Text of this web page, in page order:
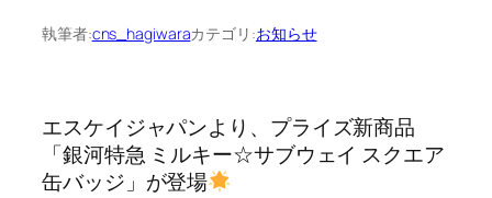
執筆者:cns_hagiwaraカテゴリ:お知らせ
エスケイジャパンより、プライズ新商品
「銀河特急 ミルキー☆サブウェイ スクエア
缶バッジ」が登場